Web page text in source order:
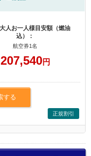
人お一人様目安額（燃油
込）：
航空券1名
207,540円
する
正規割引